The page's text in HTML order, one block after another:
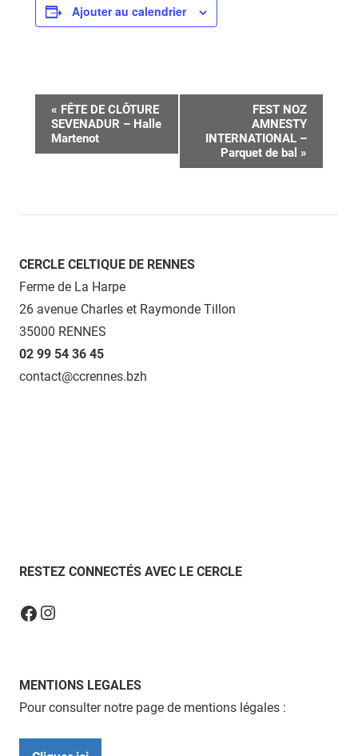
Ajouter au calendrier
Navigation
Évènement
« FÊTE DE CLÔTURE
SEVENADUR – Halle
Martenot
FEST NOZ
AMNESTY
INTERNATIONAL –
Parquet de bal »
CERCLE CELTIQUE DE RENNES
Ferme de La Harpe
26 avenue Charles et Raymonde Tillon
35000 RENNES
02 99 54 36 45
contact@ccrennes.bzh
RESTEZ CONNECTÉS AVEC LE CERCLE
Facebook
Instagram
MENTIONS LEGALES
Pour consulter notre page de mentions légales :